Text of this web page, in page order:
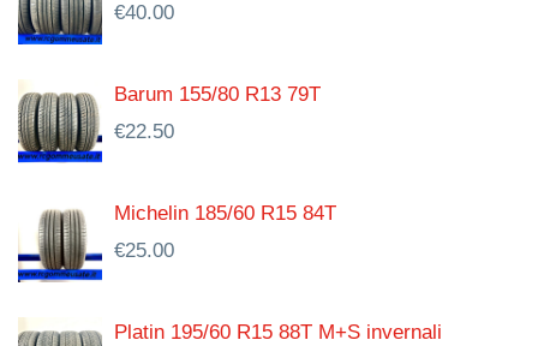
€40.00
Barum 155/80 R13 79T
€22.50
Michelin 185/60 R15 84T
€25.00
Platin 195/60 R15 88T M+S invernali